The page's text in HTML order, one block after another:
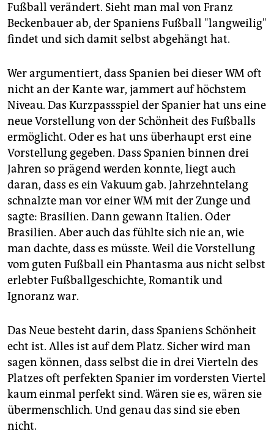
Fußball verändert. Sieht man mal von Franz
Beckenbauer ab, der Spaniens Fußball "langweilig"
findet und sich damit selbst abgehängt hat.
Wer argumentiert, dass Spanien bei dieser WM oft
nicht an der Kante war, jammert auf höchstem
Niveau. Das Kurzpassspiel der Spanier hat uns eine
neue Vorstellung von der Schönheit des Fußballs
ermöglicht. Oder es hat uns überhaupt erst eine
Vorstellung gegeben. Dass Spanien binnen drei
Jahren so prägend werden konnte, liegt auch
daran, dass es ein Vakuum gab. Jahrzehntelang
schnalzte man vor einer WM mit der Zunge und
sagte: Brasilien. Dann gewann Italien. Oder
Brasilien. Aber auch das fühlte sich nie an, wie
man dachte, dass es müsste. Weil die Vorstellung
vom guten Fußball ein Phantasma aus nicht selbst
erlebter Fußballgeschichte, Romantik und
Ignoranz war.
Das Neue besteht darin, dass Spaniens Schönheit
echt ist. Alles ist auf dem Platz. Sicher wird man
sagen können, dass selbst die in drei Vierteln des
Platzes oft perfekten Spanier im vordersten Viertel
kaum einmal perfekt sind. Wären sie es, wären sie
übermenschlich. Und genau das sind sie eben
nicht.